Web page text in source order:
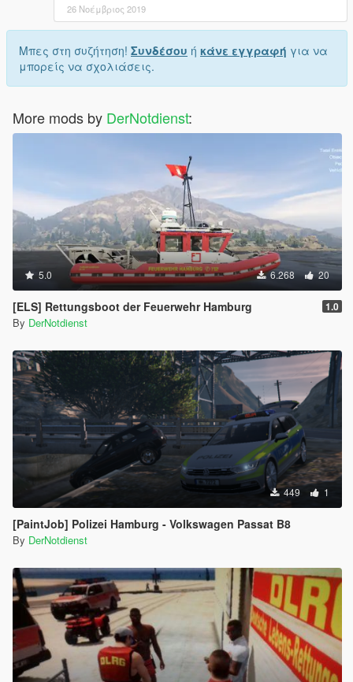
26 Νοέμβριος 2019
Μπες στη συζήτηση! Συνδέσου ή κάνε εγγραφή για να
μπορείς να σχολιάσεις.
More mods by DerNotdienst:
5.0 6.268 20
[ELS] Rettungsboot der Feuerwehr Hamburg 1.0
By DerNotdienst
449 1
[PaintJob] Polizei Hamburg - Volkswagen Passat B8
By DerNotdienst